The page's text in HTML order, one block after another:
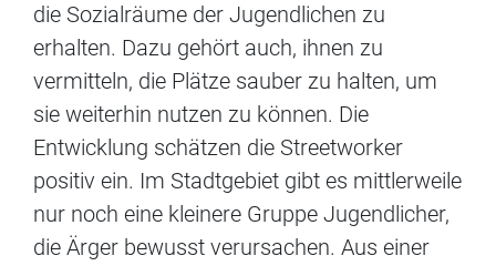
die Sozialräume der Jugendlichen zu
erhalten. Dazu gehört auch, ihnen zu
vermitteln, die Plätze sauber zu halten, um
sie weiterhin nutzen zu können. Die
Entwicklung schätzen die Streetworker
positiv ein. Im Stadtgebiet gibt es mittlerweile
nur noch eine kleinere Gruppe Jugendlicher,
die Ärger bewusst verursachen. Aus einer